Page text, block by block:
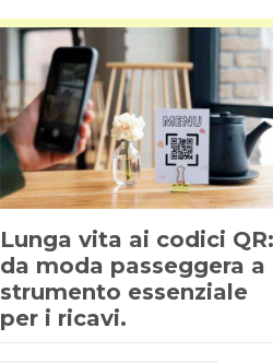
Lunga vita ai codici QR:
da moda passeggera a
strumento essenziale
per i ricavi.